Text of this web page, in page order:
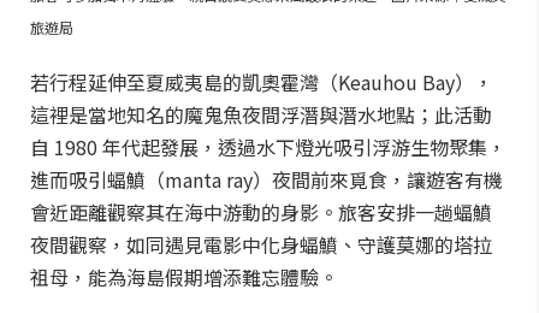
旅遊局
若行程延伸至夏威夷島的凱奧霍灣（Keauhou Bay），
這裡是當地知名的魔鬼魚夜間浮潛與潛水地點；此活動
自 1980 年代起發展，透過水下燈光吸引浮游生物聚集，
進而吸引蝠鱝（manta ray）夜間前來覓食，讓遊客有機
會近距離觀察其在海中游動的身影。旅客安排一趟蝠鱝
夜間觀察，如同遇見電影中化身蝠鱝、守護莫娜的塔拉
祖母，能為海島假期增添難忘體驗。